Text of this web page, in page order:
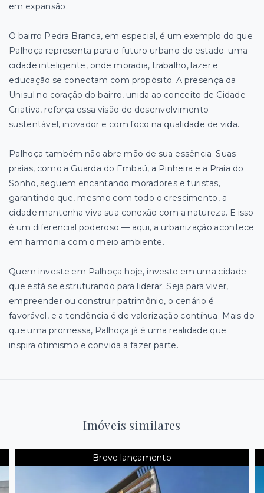
em expansão.
O bairro Pedra Branca, em especial, é um exemplo do que
Palhoça representa para o futuro urbano do estado: uma
cidade inteligente, onde moradia, trabalho, lazer e
educação se conectam com propósito. A presença da
Unisul no coração do bairro, unida ao conceito de Cidade
Criativa, reforça essa visão de desenvolvimento
sustentável, inovador e com foco na qualidade de vida.
Palhoça também não abre mão de sua essência. Suas
praias, como a Guarda do Embaú, a Pinheira e a Praia do
Sonho, seguem encantando moradores e turistas,
garantindo que, mesmo com todo o crescimento, a
cidade mantenha viva sua conexão com a natureza. E isso
é um diferencial poderoso — aqui, a urbanização acontece
em harmonia com o meio ambiente.
Quem investe em Palhoça hoje, investe em uma cidade
que está se estruturando para liderar. Seja para viver,
empreender ou construir patrimônio, o cenário é
favorável, e a tendência é de valorização contínua. Mais do
que uma promessa, Palhoça já é uma realidade que
inspira otimismo e convida a fazer parte.
Imóveis similares
Breve lançamento